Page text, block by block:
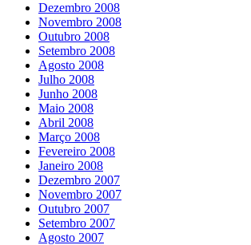
Dezembro 2008
Novembro 2008
Outubro 2008
Setembro 2008
Agosto 2008
Julho 2008
Junho 2008
Maio 2008
Abril 2008
Março 2008
Fevereiro 2008
Janeiro 2008
Dezembro 2007
Novembro 2007
Outubro 2007
Setembro 2007
Agosto 2007